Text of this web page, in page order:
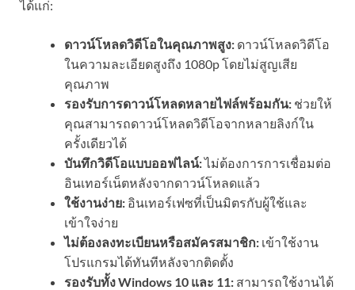
ได้แก่:
ดาวน์โหลดวิดีโอในคุณภาพสูง: ดาวน์โหลดวิดีโอ
ในความละเอียดสูงถึง 1080p โดยไม่สูญเสีย
คุณภาพ
รองรับการดาวน์โหลดหลายไฟล์พร้อมกัน: ช่วยให้
คุณสามารถดาวน์โหลดวิดีโอจากหลายลิงก์ใน
ครั้งเดียวได้
บันทึกวิดีโอแบบออฟไลน์:ไม่ต้องการการเชื่อมต่อ
อินเทอร์เน็ตหลังจากดาวน์โหลดแล้ว
ใช้งานง่าย: อินเทอร์เฟซที่เป็นมิตรกับผู้ใช้และ
เข้าใจง่าย
ไม่ต้องลงทะเบียนหรือสมัครสมาชิก: เข้าใช้งาน
โปรแกรมได้ทันทีหลังจากติดตั้ง
รองรับทั้ง Windows 10 และ 11: สามารถใช้งานได้